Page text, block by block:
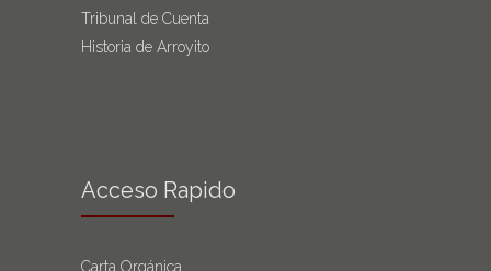
Tribunal de Cuenta
Historia de Arroyito
Acceso Rapido
Carta Orgánica